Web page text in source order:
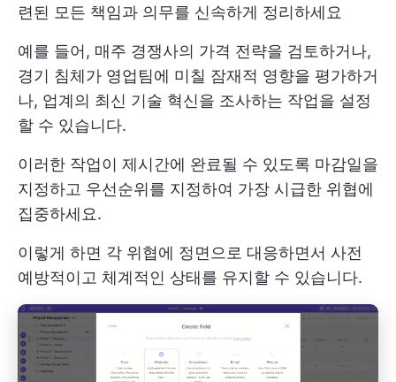
련된 모든 책임과 의무를 신속하게 정리하세요
예를 들어, 매주 경쟁사의 가격 전략을 검토하거나,
경기 침체가 영업팀에 미칠 잠재적 영향을 평가하거
나, 업계의 최신 기술 혁신을 조사하는 작업을 설정
할 수 있습니다.
이러한 작업이 제시간에 완료될 수 있도록 마감일을
지정하고 우선순위를 지정하여 가장 시급한 위협에
집중하세요.
이렇게 하면 각 위협에 정면으로 대응하면서 사전
예방적이고 체계적인 상태를 유지할 수 있습니다.